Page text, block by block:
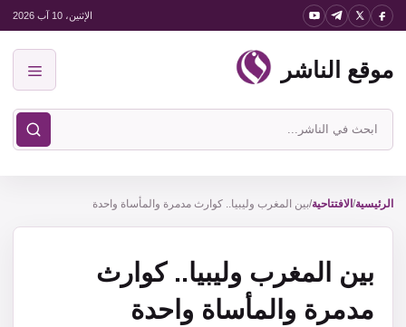
انتقل
المحتوى
الإثنين، 10 آب 2026
موقع الناشر
ابحث
في
الناشر
الرئيسية/ الافتتاحية/بين المغرب وليبيا.. كوارث مدمرة والمأساة واحدة
بين المغرب وليبيا.. كوارث
مدمرة والمأساة واحدة